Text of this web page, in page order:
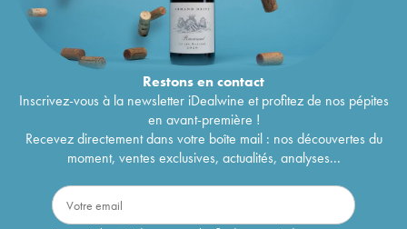
Restons encontact
Inscrivez-vous à la newsletter iDealwine et profitez de nos pépites
en avant-première !
Recevez directement dans votre boîte mail : nos découvertes du
moment, ventes exclusives, actualités, analyses...